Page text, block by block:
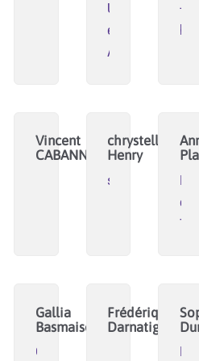
URD
et
ADRETS
-
Vincent
CABANNE
chrystelle
Henry
soundari
en
Gallia
Basmaison
Citoyenne
Frédérique
Darnatigues